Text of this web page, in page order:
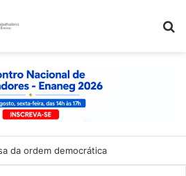
da ordem democrática